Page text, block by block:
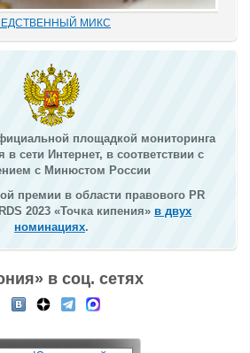
МИКС
все: от такой «малости», как
на папке статей обвинения без
закрытия одного и возбуждения другого
законам...
площадкой мониторинга
сети Интернет, в соответствии с
с Минюстом России
премии в области правового PR
2023 «Точка кипения» в двух
номинациях.
в соц. сетях